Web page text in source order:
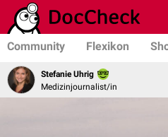
Community Flexikon
Stefanie Uhrig
Medizinjournalist/in